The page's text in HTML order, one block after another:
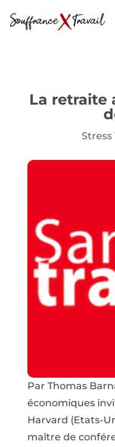
La retraite
Stress
Par Thomas
économiques
Harvard (Etats-
maître de